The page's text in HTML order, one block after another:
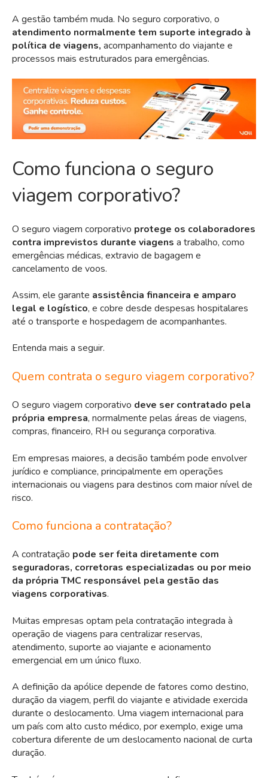
A gestão também muda. No seguro corporativo, o
atendimento normalmente tem suporte integrado à
política de viagens, acompanhamento do viajante e
processos mais estruturados para emergências.
Como funciona o seguro
viagem corporativo?
O seguro viagem corporativo protege os colaboradores
contra imprevistos durante viagens a trabalho, como
emergências médicas, extravio de bagagem e
cancelamento de voos.
Assim, ele garante assistência financeira e amparo
legal e logístico, e cobre desde despesas hospitalares
até o transporte e hospedagem de acompanhantes.
Entenda mais a seguir.
Quem contrata o seguro viagem corporativo?
O seguro viagem corporativo deve ser contratado pela
própria empresa, normalmente pelas áreas de viagens,
compras, financeiro, RH ou segurança corporativa.
Em empresas maiores, a decisão também pode envolver
jurídico e compliance, principalmente em operações
internacionais ou viagens para destinos com maior nível de
risco.
Como funciona a contratação?
A contratação pode ser feita diretamente com
seguradoras, corretoras especializadas ou por meio
da própria TMC responsável pela gestão das
viagens corporativas.
Muitas empresas optam pela contratação integrada à
operação de viagens para centralizar reservas,
atendimento, suporte ao viajante e acionamento
emergencial em um único fluxo.
A definição da apólice depende de fatores como destino,
duração da viagem, perfil do viajante e atividade exercida
durante o deslocamento. Uma viagem internacional para
um país com alto custo médico, por exemplo, exige uma
cobertura diferente de um deslocamento nacional de curta
duração.